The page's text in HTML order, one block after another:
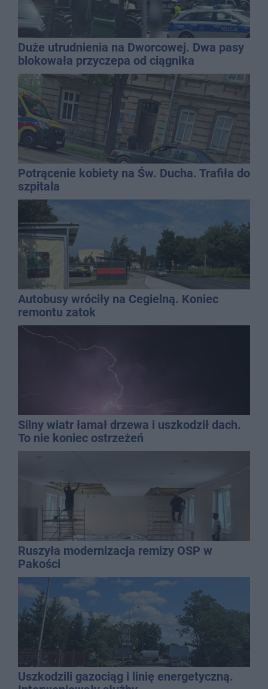
Duże utrudnienia na Dworcowej. Dwa pasy
blokowała przyczepa od ciągnika
Potrącenie kobiety na Św. Ducha. Trafiła do
szpitala
Autobusy wróciły na Cegielną. Koniec
remontu zatok
Silny wiatr łamał drzewa i uszkodził dach.
To nie koniec ostrzeżeń
Ruszyła modernizacja remizy OSP w
Pakości
Uszkodzili gazociąg i linię energetyczną.